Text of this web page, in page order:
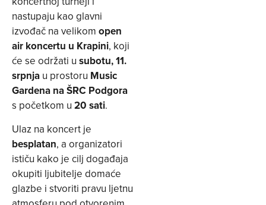
nastupaju kao glavni
izvođač na velikom open
air koncertu u Krapini, koji
će se održati u subotu, 11.
srpnja u prostoru Music
Gardena na ŠRC Podgora
s početkom u 20 sati.
Ulaz na koncert je
besplatan, a organizatori
ističu kako je cilj događaja
okupiti ljubitelje domaće
glazbe i stvoriti pravu ljetnu